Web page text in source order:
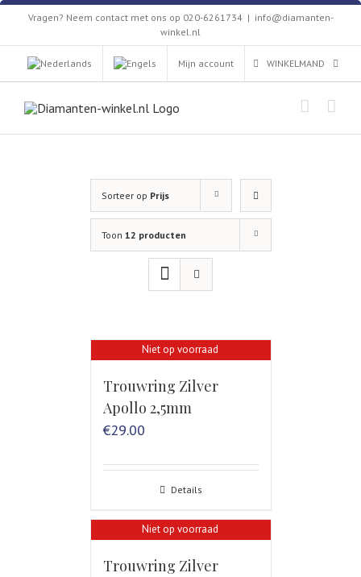
Skip
content
Vragen? Neem contact met ons op 020-6261734 | info@diamanten-
winkel.nl
Mijn account WINKELMAND
Sorteer op Prijs
Toon 12 producten
Niet op voorraad
Trouwring Zilver
Apollo 2,5mm
€29.00
Details
Niet op voorraad
Trouwring Zilver